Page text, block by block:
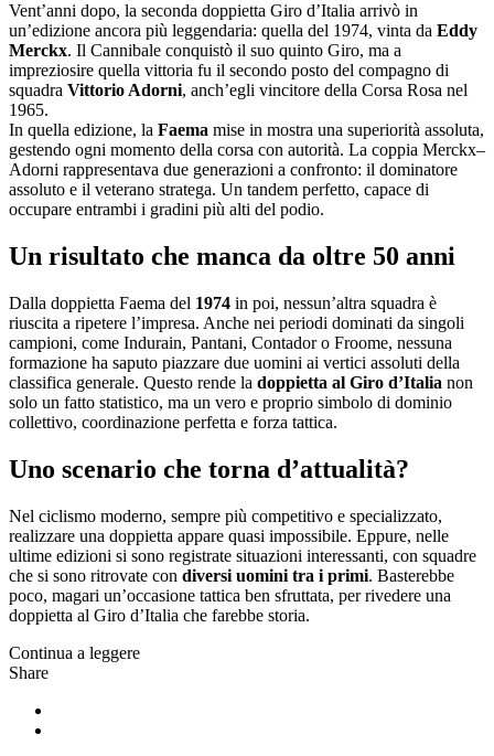
Vent’anni dopo, la seconda doppietta Giro d’Italia arrivò in
un’edizione ancora più leggendaria: quella del 1974, vinta da Eddy
Merckx. Il Cannibale conquistò il suo quinto Giro, ma a
impreziosire quella vittoria fu il secondo posto del compagno di
squadra Vittorio Adorni, anch’egli vincitore della Corsa Rosa nel
1965.
In quella edizione, la Faema mise in mostra una superiorità assoluta,
gestendo ogni momento della corsa con autorità. La coppia Merckx–
Adorni rappresentava due generazioni a confronto: il dominatore
assoluto e il veterano stratega. Un tandem perfetto, capace di
occupare entrambi i gradini più alti del podio.
Un risultato che manca da oltre 50 anni
Dalla doppietta Faema del 1974 in poi, nessun’altra squadra è
riuscita a ripetere l’impresa. Anche nei periodi dominati da singoli
campioni, come Indurain, Pantani, Contador o Froome, nessuna
formazione ha saputo piazzare due uomini ai vertici assoluti della
classifica generale. Questo rende la doppietta al Giro d’Italia non
solo un fatto statistico, ma un vero e proprio simbolo di dominio
collettivo, coordinazione perfetta e forza tattica.
Uno scenario che torna d’attualità?
Nel ciclismo moderno, sempre più competitivo e specializzato,
realizzare una doppietta appare quasi impossibile. Eppure, nelle
ultime edizioni si sono registrate situazioni interessanti, con squadre
che si sono ritrovate con diversi uomini tra i primi. Basterebbe
poco, magari un’occasione tattica ben sfruttata, per rivedere una
doppietta al Giro d’Italia che farebbe storia.
Continua a leggere
Share